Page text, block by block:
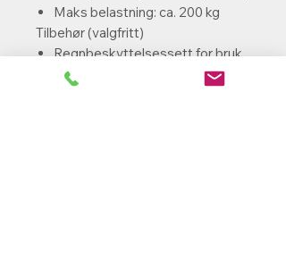
Maks belastning: ca. 200 kg
Tilbehør (valgfritt)
Regnbeskyttelsessett for bruk
under åpne forhold